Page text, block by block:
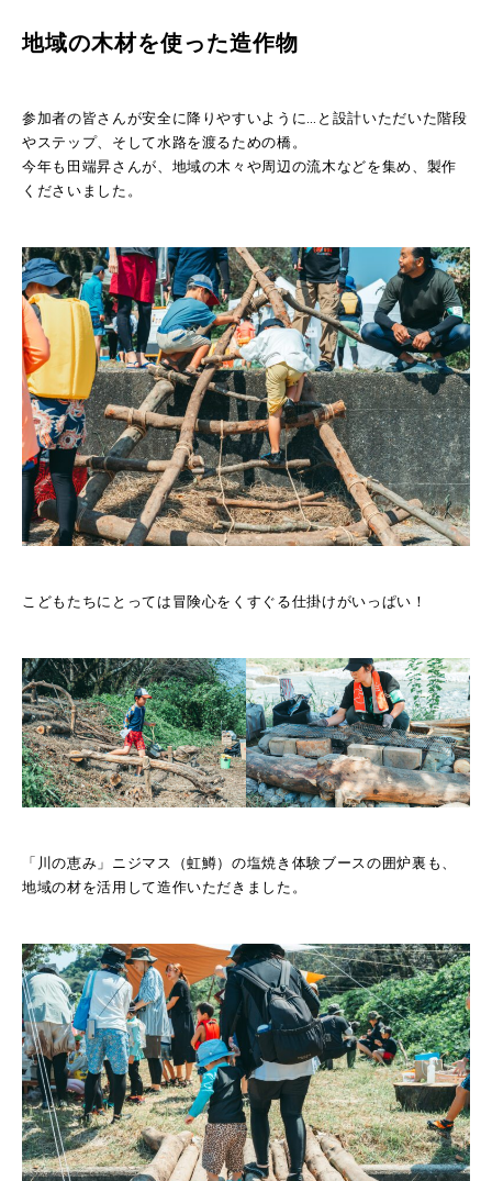
地域の木材を使った造作物
参加者の皆さんが安全に降りやすいように…と設計いただいた階段
やステップ、そして水路を渡るための橋。
今年も田端昇さんが、地域の木々や周辺の流木などを集め、製作
くださいました。
こどもたちにとっては冒険心をくすぐる仕掛けがいっぱい！
「川の恵み」ニジマス（虹鱒）の塩焼き体験ブースの囲炉裏も、
地域の材を活用して造作いただきました。